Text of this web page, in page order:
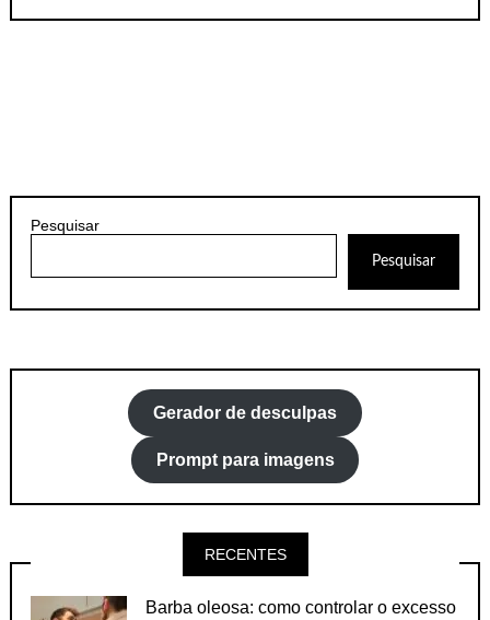
Pesquisar
Pesquisar
Gerador de desculpas
Prompt para imagens
RECENTES
Barba oleosa: como controlar o excesso